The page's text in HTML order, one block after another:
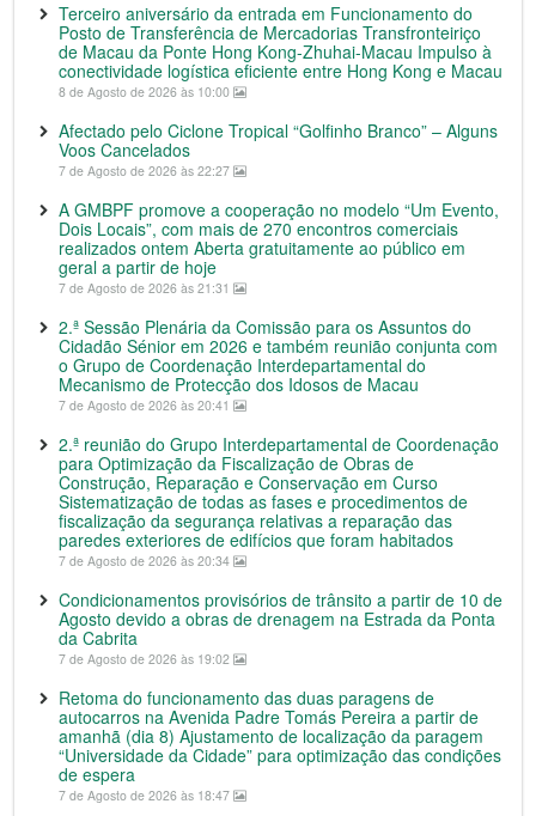
Terceiro aniversário da entrada em Funcionamento do
Posto de Transferência de Mercadorias Transfronteiriço
de Macau da Ponte Hong Kong-Zhuhai-Macau Impulso à
conectividade logística eficiente entre Hong Kong e Macau
8 de Agosto de 2026 às 10:00
Afectado pelo Ciclone Tropical “Golfinho Branco” – Alguns
Voos Cancelados
7 de Agosto de 2026 às 22:27
A GMBPF promove a cooperação no modelo “Um Evento,
Dois Locais”, com mais de 270 encontros comerciais
realizados ontem Aberta gratuitamente ao público em
geral a partir de hoje
7 de Agosto de 2026 às 21:31
2.ª Sessão Plenária da Comissão para os Assuntos do
Cidadão Sénior em 2026 e também reunião conjunta com
o Grupo de Coordenação Interdepartamental do
Mecanismo de Protecção dos Idosos de Macau
7 de Agosto de 2026 às 20:41
2.ª reunião do Grupo Interdepartamental de Coordenação
para Optimização da Fiscalização de Obras de
Construção, Reparação e Conservação em Curso
Sistematização de todas as fases e procedimentos de
fiscalização da segurança relativas a reparação das
paredes exteriores de edifícios que foram habitados
7 de Agosto de 2026 às 20:34
Condicionamentos provisórios de trânsito a partir de 10 de
Agosto devido a obras de drenagem na Estrada da Ponta
da Cabrita
7 de Agosto de 2026 às 19:02
Retoma do funcionamento das duas paragens de
autocarros na Avenida Padre Tomás Pereira a partir de
amanhã (dia 8) Ajustamento de localização da paragem
“Universidade da Cidade” para optimização das condições
de espera
7 de Agosto de 2026 às 18:47